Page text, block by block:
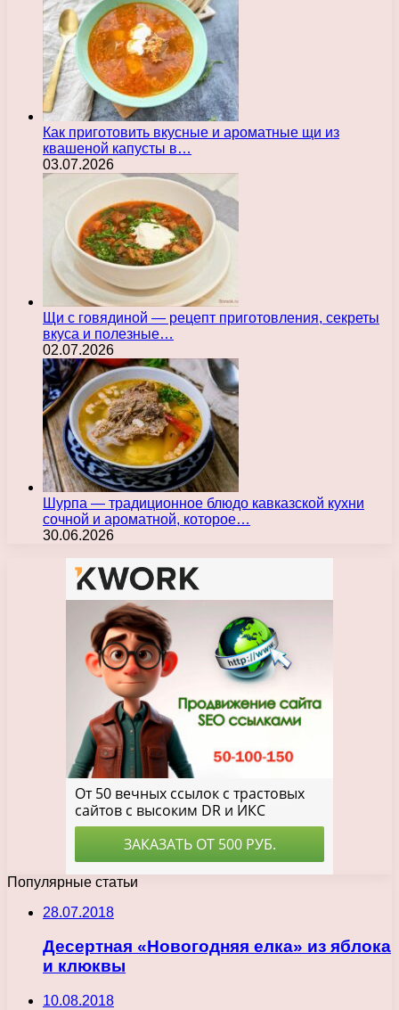
Как приготовить вкусные и ароматные щи из
квашеной капусты в…
03.07.2026
Щи с говядиной — рецепт приготовления, секреты
вкуса и полезные…
02.07.2026
Шурпа — традиционное блюдо кавказской кухни
сочной и ароматной, которое…
30.06.2026
Популярные статьи
28.07.2018
Десертная «Новогодняя елка» из яблока
и клюквы
10.08.2018